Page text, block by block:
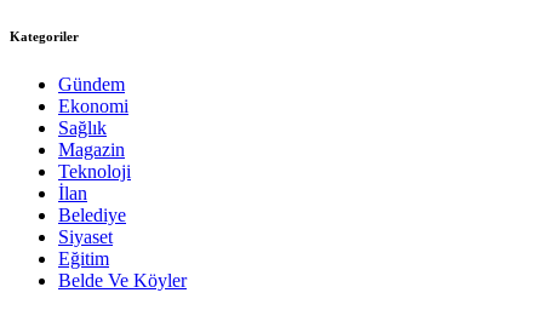
Kategoriler
Gündem
Ekonomi
Sağlık
Magazin
Teknoloji
İlan
Belediye
Siyaset
Eğitim
Belde Ve Köyler